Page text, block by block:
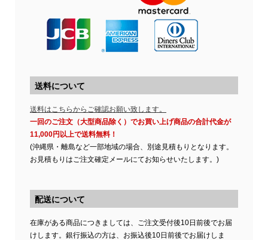
送料について
送料はこちらからご確認お願い致します。
一回のご注文（大型商品除く）でお買い上げ商品の合計代金が
11,000円以上で送料無料！
(沖縄県・離島など一部地域の場合、別途見積もりとなります。
お見積もりはご注文確定メールにてお知らせいたします。)
配送について
在庫がある商品につきましては、ご注文受付後10日前後でお届
けします。銀行振込の方は、お振込後10日前後でお届けしま